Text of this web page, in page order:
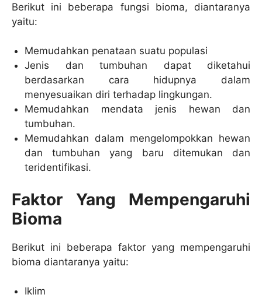
Berikut ini beberapa fungsi bioma, diantaranya
yaitu:
Memudahkan penataan suatu populasi
Jenis dan tumbuhan dapat diketahui
berdasarkan cara hidupnya dalam
menyesuaikan diri terhadap lingkungan.
Memudahkan mendata jenis hewan dan
tumbuhan.
Memudahkan dalam mengelompokkan hewan
dan tumbuhan yang baru ditemukan dan
teridentifikasi.
Faktor Yang Mempengaruhi
Bioma
Berikut ini beberapa faktor yang mempengaruhi
bioma diantaranya yaitu:
Iklim